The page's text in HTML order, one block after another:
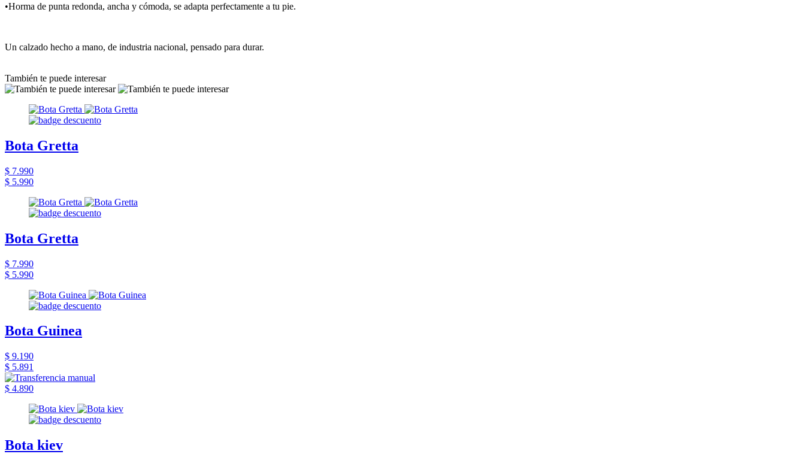
•Horma de punta redonda, ancha y cómoda, se adapta perfectamente a tu pie.
Un calzado hecho a mano, de industria nacional, pensado para durar.
También te puede interesar
Bota Gretta
$ 7.990
$ 5.990
Bota Gretta
$ 7.990
$ 5.990
Bota Guinea
$ 9.190
$ 5.891
$ 4.890
Bota kiev